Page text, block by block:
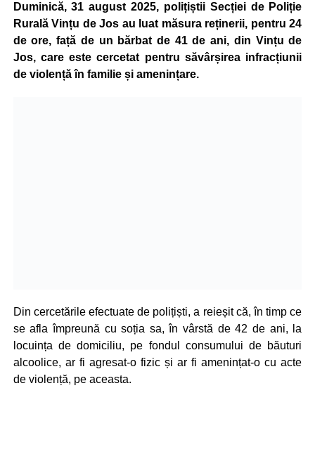
Duminică, 31 august 2025, polițiștii Secției de Poliție
Rurală Vințu de Jos au luat măsura reținerii, pentru 24
de ore, față de un bărbat de 41 de ani, din Vințu de
Jos, care este cercetat pentru săvârșirea infracțiunii
de violență în familie și amenințare.
Din cercetările efectuate de polițiști, a reieșit că, în timp ce
se afla împreună cu soția sa, în vârstă de 42 de ani, la
locuința de domiciliu, pe fondul consumului de băuturi
alcoolice, ar fi agresat-o fizic și ar fi amenințat-o cu acte
de violență, pe aceasta.